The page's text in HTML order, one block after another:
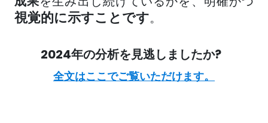
視覚的に示すことです。
2024年の分析を見逃しましたか?
全文はここでご覧いただけます。